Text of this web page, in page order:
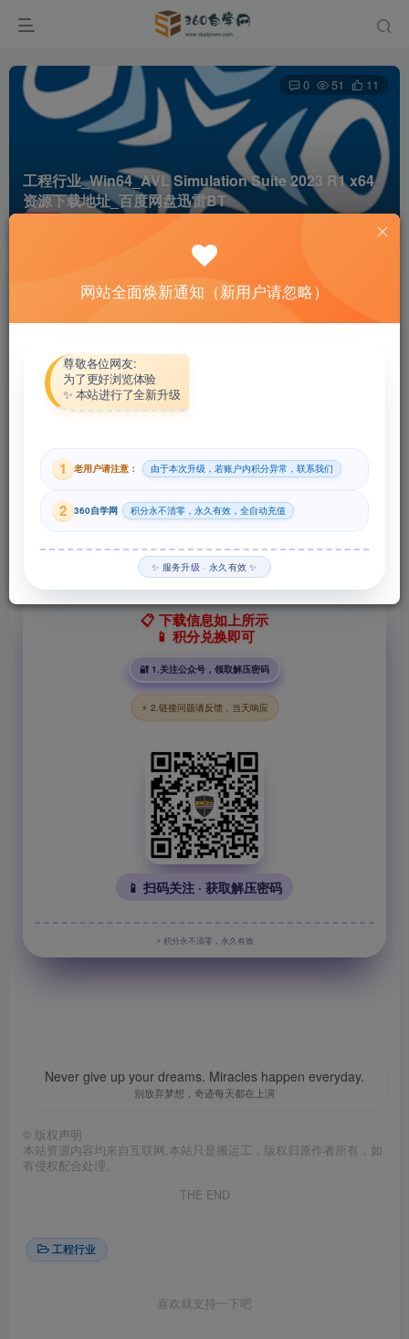
工程行业_Win64_AVL Simulation Suite 2023 R1 x64
资源下载地址_百度网盘迅雷BT
0 51 11
热心网友 关注
此内容为付费资源，请付费后查看
29积分
付费资源
📋 下载信息如上所示
📱 积分兑换即可
🔐 1.关注公众号，领取解压密码
⚡ 2.链接问题请反馈，当天响应
📱 扫码关注 · 获取解压密码
⚡ 积分永不清零，永久有效
Never give up your dreams. Miracles happen everyday.
别放弃梦想，奇迹每天都在上演
© 版权声明
本站资源内容均来自互联网,本站只是搬运工，版权归原作者所有，如
有侵权配合处理。
THE END
工程行业
喜欢就支持一下吧
网站全面焕新通知（新用户请忽略）
尊敬各位网友:
为了更好浏览体验
✨ 本站进行了全新升级
1 老用户请注意： 由于本次升级，若账户内积分异常，联系我们
2 360自学网 积分永不清零，永久有效，全自动充值
✨ 服务升级 · 永久有效 ✨